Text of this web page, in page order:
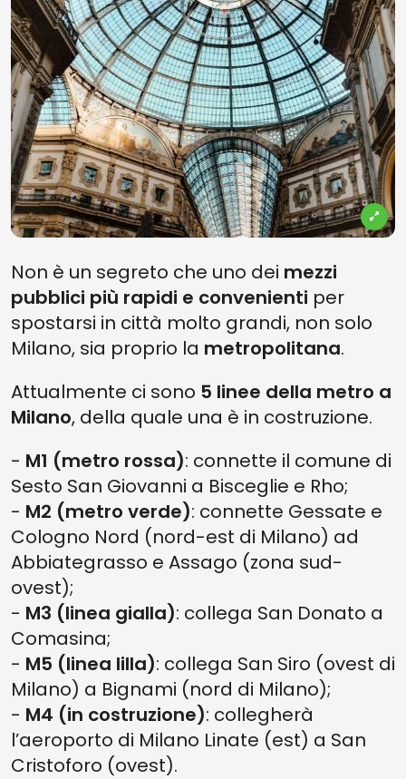
Non è un segreto che uno dei mezzi
pubblici più rapidi e convenienti per
spostarsi in città molto grandi, non solo
Milano, sia proprio la metropolitana.
Attualmente ci sono 5 linee della metro a
Milano, della quale una è in costruzione.
- M1 (metro rossa): connette il comune di
Sesto San Giovanni a Bisceglie e Rho;
- M2 (metro verde): connette Gessate e
Cologno Nord (nord-est di Milano) ad
Abbiategrasso e Assago (zona sud-
ovest);
- M3 (linea gialla): collega San Donato a
Comasina;
- M5 (linea lilla): collega San Siro (ovest di
Milano) a Bignami (nord di Milano);
- M4 (in costruzione): collegherà
l’aeroporto di Milano Linate (est) a San
Cristoforo (ovest).